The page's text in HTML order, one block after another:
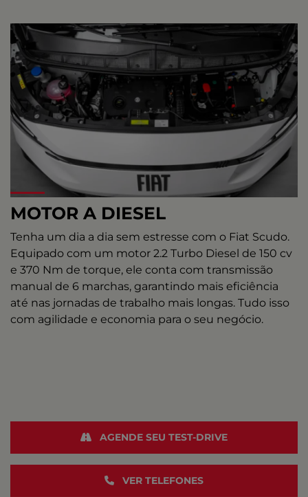
MOTOR A DIESEL
Tenha um dia a dia sem estresse com o Fiat Scudo.
Equipado com um motor 2.2 Turbo Diesel de 150 cv
e 370 Nm de torque, ele conta com transmissão
manual de 6 marchas, garantindo mais eficiência
até nas jornadas de trabalho mais longas. Tudo isso
com agilidade e economia para o seu negócio.
VER TELEFONES
AGENDE SEU TEST-DRIVE